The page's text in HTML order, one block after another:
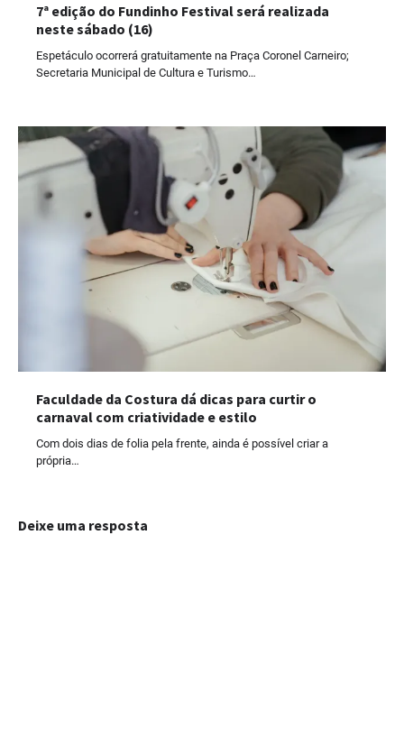
7ª edição do Fundinho Festival será realizada
neste sábado (16)
Espetáculo ocorrerá gratuitamente na Praça Coronel Carneiro;
Secretaria Municipal de Cultura e Turismo…
Faculdade da Costura dá dicas para curtir o
carnaval com criatividade e estilo
Com dois dias de folia pela frente, ainda é possível criar a
própria…
Deixe uma resposta